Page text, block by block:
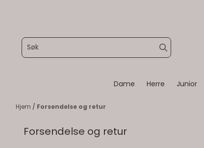
Dame Herre Junior
Hjem / Forsendelse og retur
Forsendelse og retur